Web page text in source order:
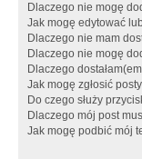
Dlaczego nie mogę
Jak mogę edytować
Dlaczego nie mam
Dlaczego nie mogę
Dlaczego
Jak mogę zgłosić
Do czego służy
Dlaczego mój post
Jak mogę podbić mój